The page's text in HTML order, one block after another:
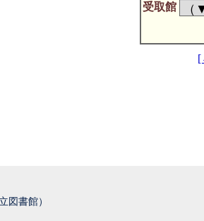
受取館
図書館）